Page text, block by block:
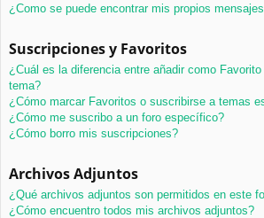
¿Como se puede encontrar mis propios
Suscripciones y Favoritos
¿Cuál es la diferencia entre añadir como
tema?
¿Cómo marcar Favoritos o suscribirse a temas
¿Cómo me suscribo a un foro específico?
¿Cómo borro mis suscripciones?
Archivos Adjuntos
¿Qué archivos adjuntos son permitidos en este
¿Cómo encuentro todos mis archivos adjuntos?